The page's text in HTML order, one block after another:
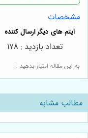
مشخصات
به این مقاله امتیاز بدهید :
تعداد بازدید : 178
مطالب مشابه